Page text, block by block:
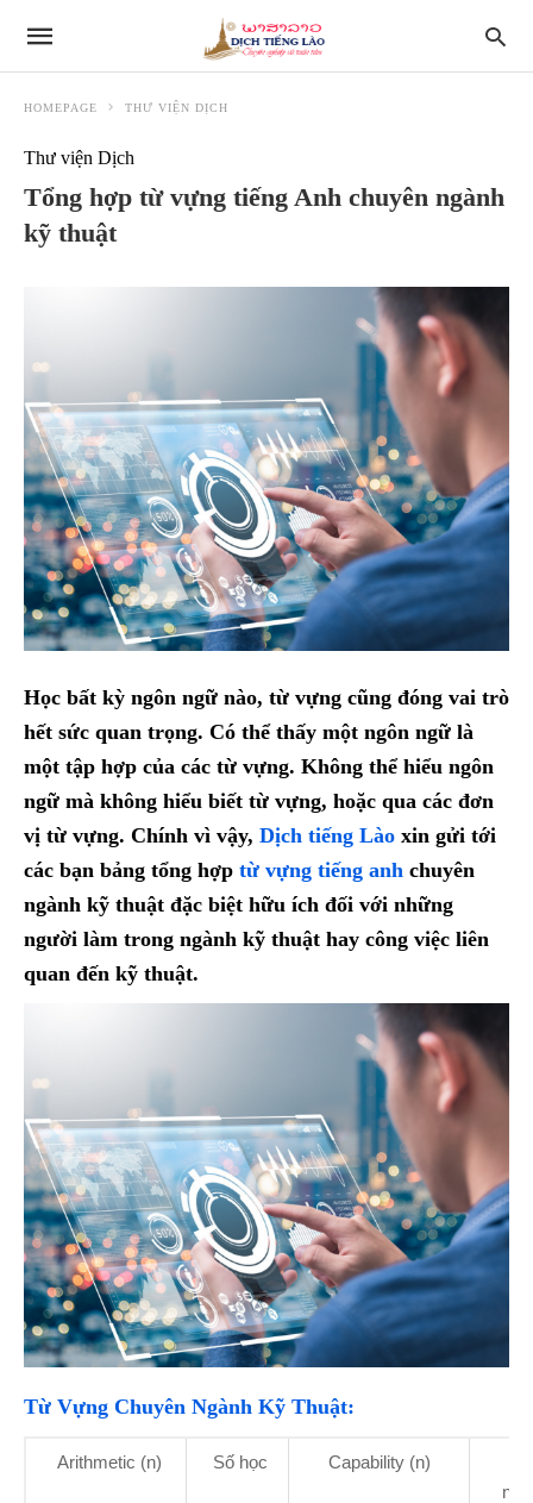
HOMEPAGE THƯ VIỆN DỊCH
Thư viện Dịch
Tổng hợp từ vựng tiếng Anh chuyên ngành
kỹ thuật
Học bất kỳ ngôn ngữ nào, từ vựng cũng đóng vai trò
hết sức quan trọng. Có thể thấy một ngôn ngữ là
một tập hợp của các từ vựng. Không thể hiểu ngôn
ngữ mà không hiểu biết từ vựng, hoặc qua các đơn
vị từ vựng. Chính vì vậy, Dịch tiếng Lào xin gửi tới
các bạn bảng tổng hợp từ vựng tiếng anh chuyên
ngành kỹ thuật đặc biệt hữu ích đối với những
người làm trong ngành kỹ thuật hay công việc liên
quan đến kỹ thuật.
Từ Vựng Chuyên Ngành Kỹ Thuật:
Arithmetic (n) Số học Capability (n)